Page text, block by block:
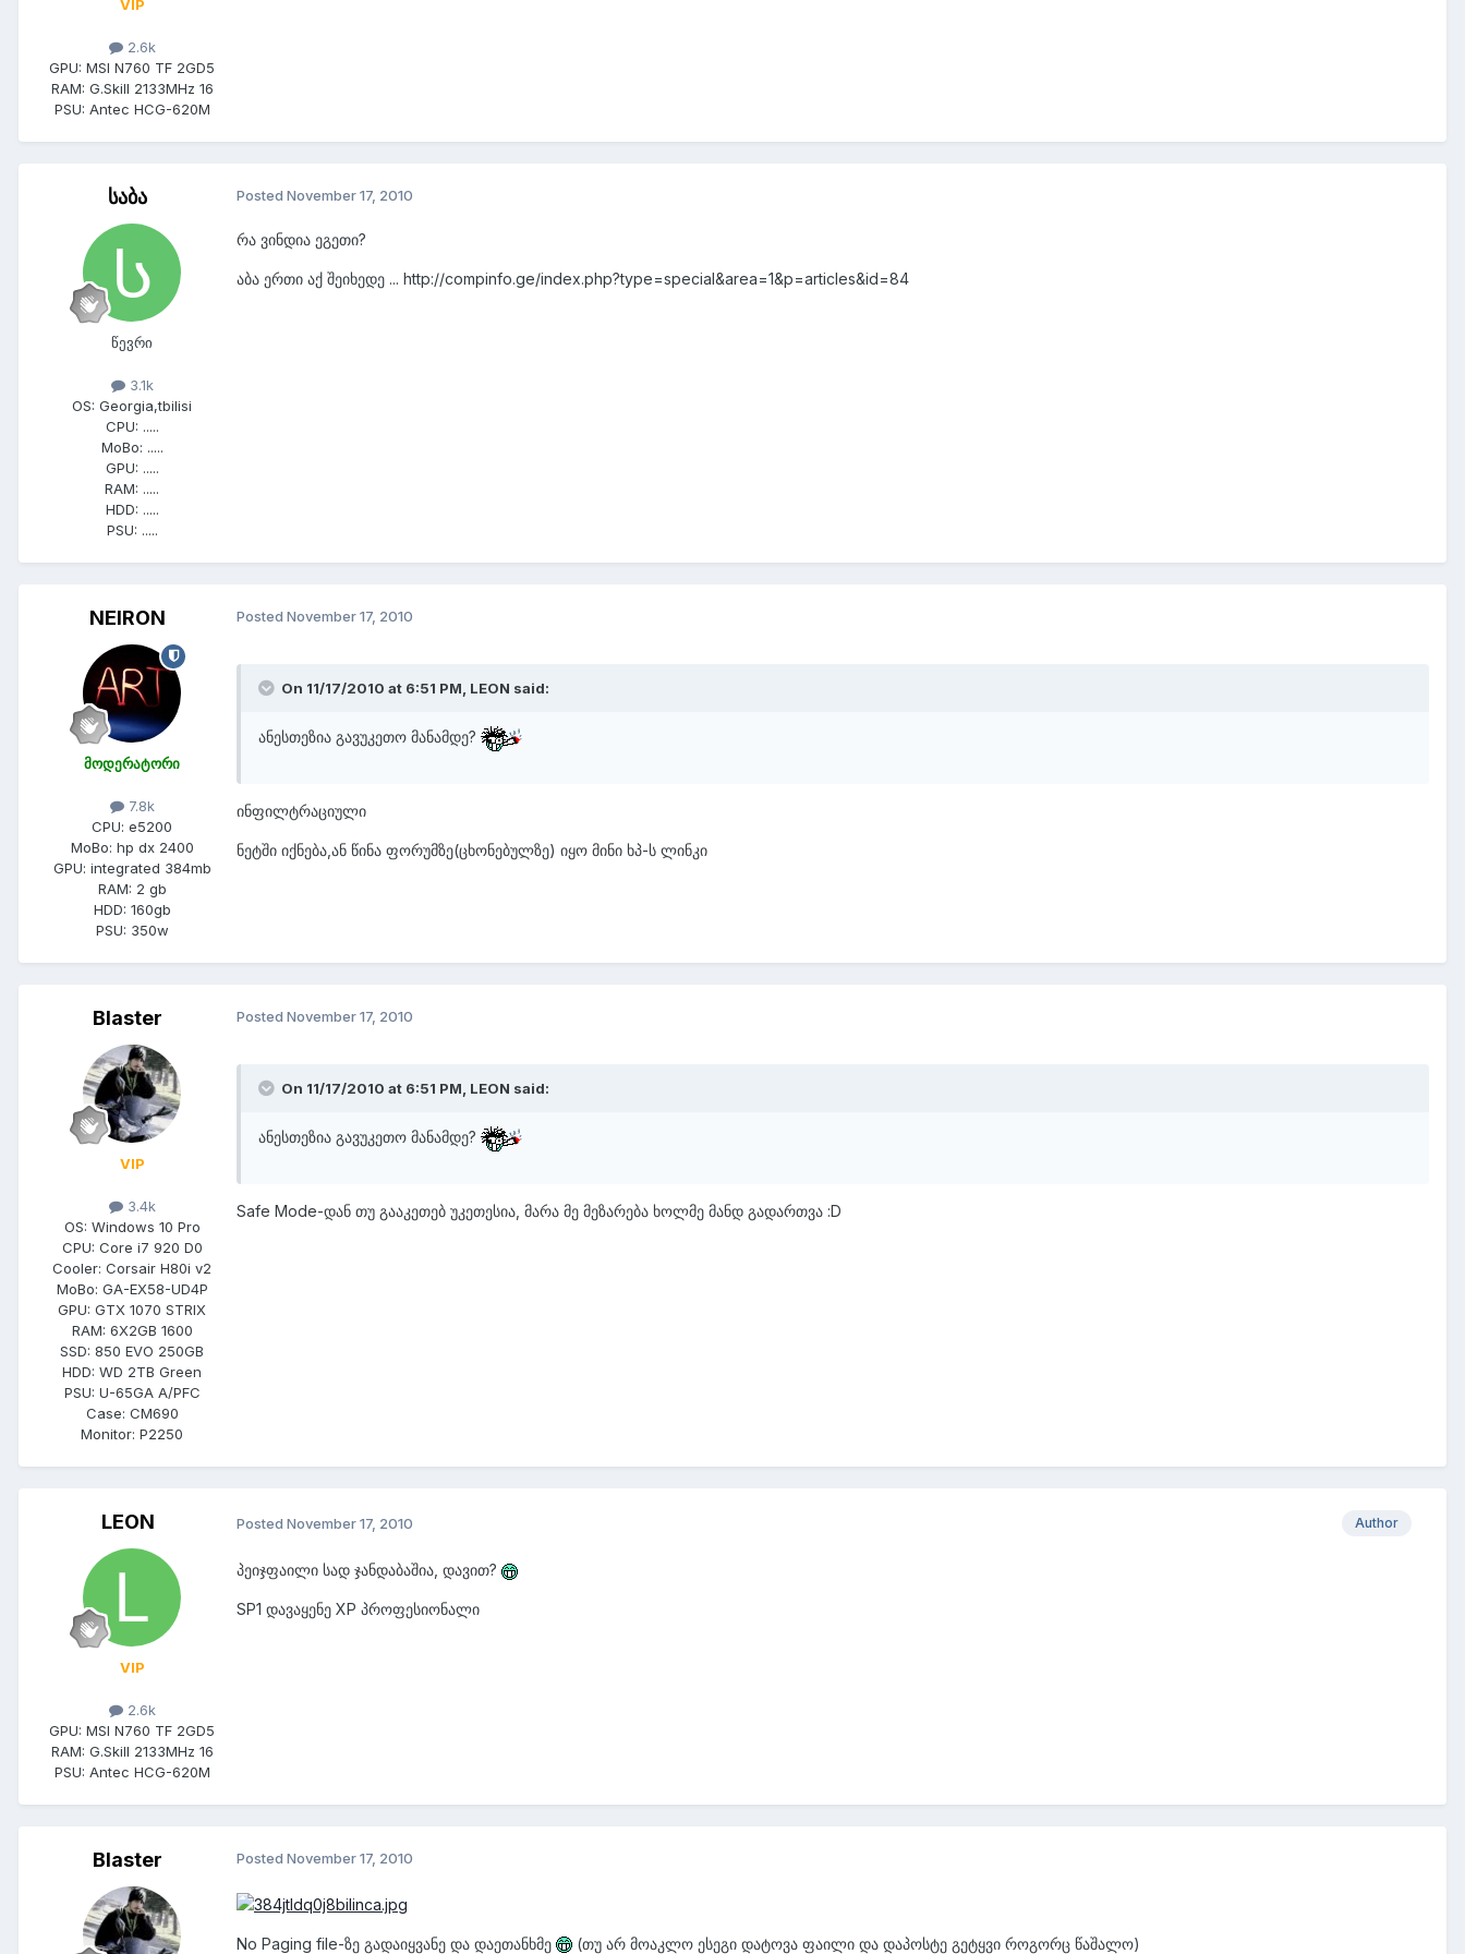
VIP
2.6k
GPU: MSI N760 TF 2GD5
RAM: G.Skill 2133MHz 16
PSU: Antec HCG-620M
საბა
წევრი
3.1k
OS: Georgia,tbilisi
CPU: .....
MoBo: .....
GPU: .....
RAM: .....
HDD: .....
PSU: .....
Posted November 17, 2010
რა ვინდია ეგეთი?
აბა ერთი აქ შეიხედე ... http://compinfo.ge/index.php?type=special&area=1&p=articles&id=84
NEIRON
მოდერატორი
7.8k
CPU: e5200
MoBo: hp dx 2400
GPU: integrated 384mb
RAM: 2 gb
HDD: 160gb
PSU: 350w
Posted November 17, 2010
On 11/17/2010 at 6:51 PM, LEON said:
ანესთეზია გავუკეთო მანამდე?
ინფილტრაციული
ნეტში იქნება,ან წინა ფორუმზე(ცხონებულზე) იყო მინი ხპ-ს ლინკი
Blaster
VIP
3.4k
OS: Windows 10 Pro
CPU: Core i7 920 D0
Cooler: Corsair H80i v2
MoBo: GA-EX58-UD4P
GPU: GTX 1070 STRIX
RAM: 6X2GB 1600
SSD: 850 EVO 250GB
HDD: WD 2TB Green
PSU: U-65GA A/PFC
Case: CM690
Monitor: P2250
Posted November 17, 2010
On 11/17/2010 at 6:51 PM, LEON said:
ანესთეზია გავუკეთო მანამდე?
Safe Mode-დან თუ გააკეთებ უკეთესია, მარა მე მეზარება ხოლმე მანდ გადართვა :D
LEON
VIP
2.6k
GPU: MSI N760 TF 2GD5
RAM: G.Skill 2133MHz 16
PSU: Antec HCG-620M
Author
Posted November 17, 2010
პეიჯფაილი სად ჯანდაბაშია, დავით?
SP1 დავაყენე XP პროფესიონალი
Blaster Posted November 17, 2010
No Paging file-ზე გადაიყვანე და დაეთანხმე (თუ არ მოაკლო ესეგი დატოვა ფაილი და დაპოსტე გეტყვი როგორც წაშალო)